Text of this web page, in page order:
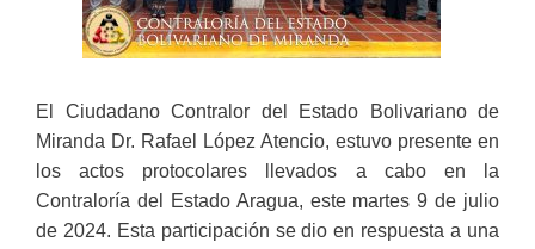
El Ciudadano Contralor del Estado Bolivariano de
Miranda Dr. Rafael López Atencio, estuvo presente en
los actos protocolares llevados a cabo en la
Contraloría del Estado Aragua, este martes 9 de julio
de 2024. Esta participación se dio en respuesta a una